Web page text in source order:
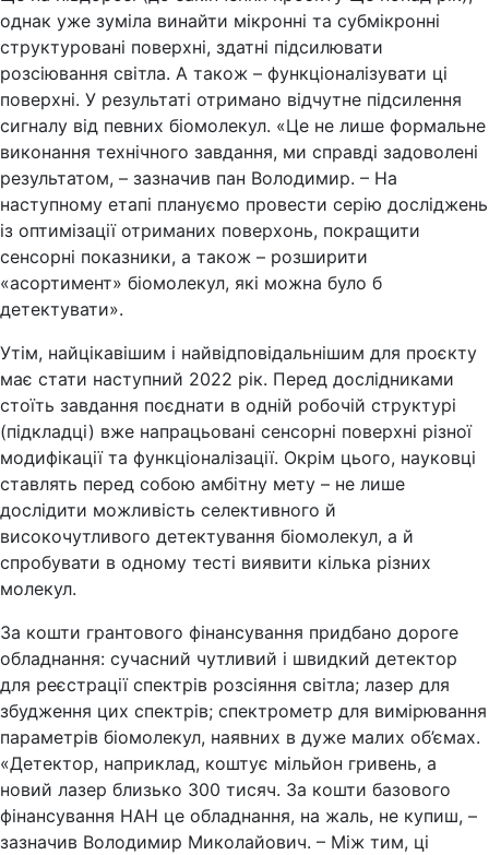
однак уже зуміла винайти мікронні та субмікронні
структуровані поверхні, здатні підсилювати
розсіювання світла. А також – функціоналізувати ці
поверхні. У результаті отримано відчутне підсилення
сигналу від певних біомолекул. «Це не лише формальне
виконання технічного завдання, ми справді задоволені
результатом, – зазначив пан Володимир. – На
наступному етапі плануємо провести серію досліджень
із оптимізації отриманих поверхонь, покращити
сенсорні показники, а також – розширити
«асортимент» біомолекул, які можна було б
детектувати».
Утім, найцікавішим і найвідповідальнішим для проєкту
має стати наступний 2022 рік. Перед дослідниками
стоїть завдання поєднати в одній робочій структурі
(підкладці) вже напрацьовані сенсорні поверхні різної
модифікації та функціоналізації. Окрім цього, науковці
ставлять перед собою амбітну мету – не лише
дослідити можливість селективного й
високочутливого детектування біомолекул, а й
спробувати в одному тесті виявити кілька різних
молекул.
За кошти грантового фінансування придбано дороге
обладнання: сучасний чутливий і швидкий детектор
для реєстрації спектрів розсіяння світла; лазер для
збудження цих спектрів; спектрометр для вимірювання
параметрів біомолекул, наявних в дуже малих об’ємах.
«Детектор, наприклад, коштує мільйон гривень, а
новий лазер близько 300 тисяч. За кошти базового
фінансування НАН це обладнання, на жаль, не купиш, –
зазначив Володимир Миколайович. – Між тим, ці